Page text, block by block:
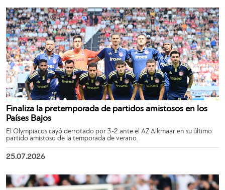
Finaliza la pretemporada de partidos amistosos en los
Países Bajos
El Olympiacos cayó derrotado por 3-2 ante el AZ Alkmaar en su último
partido amistoso de la temporada de verano.
25.07.2026